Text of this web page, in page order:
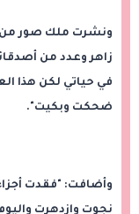
ونشرت ملك صور من
زاهر وعدد من
في حياتي لكن هذا
ضحكت وبكيت".
وأضافت: "فقدت
نجوت وازدهرت